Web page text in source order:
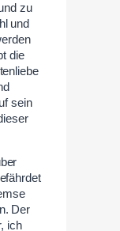
zu
und
die
sein
Der
ich